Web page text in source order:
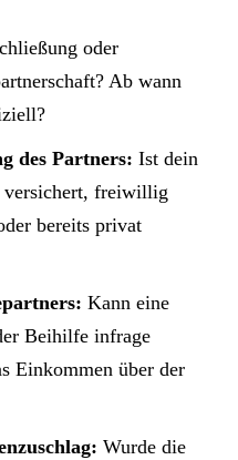
oder
Ab wann
des Partners: Ist dein
versichert, freiwillig
bereits privat
Kann eine
Beihilfe infrage
Einkommen über der
Wurde die